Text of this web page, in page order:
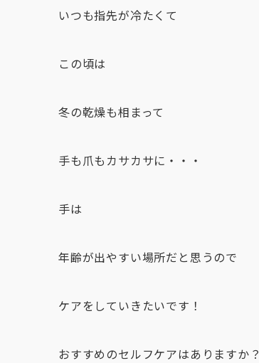
いつも指先が冷たくて
この頃は
冬の乾燥も相まって
手も爪もカサカサに・・・
手は
年齢が出やすい場所だと思うので
ケアをしていきたいです！
おすすめのセルフケアはありますか？